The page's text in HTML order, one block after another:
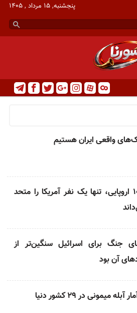
پنجشنبه, ۱۵ مرداد , ۱۴۰۵
واقعی ایران هستیم
از هر ۱۰ اروپایی، تنها یک نفر آمریکا را متحد
جنگ برای اسرائیل سنگین‌تر از
آن بود
میمونی در ۲۹ کشور دنیا